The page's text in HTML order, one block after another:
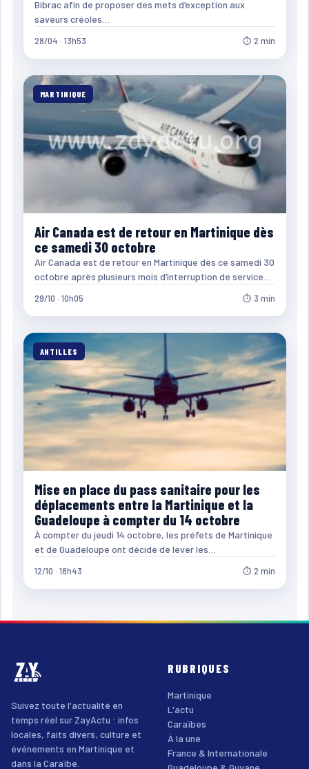
Bibrac afin de proposer des mets d’exception aux
saveurs créoles…
28/04 · 13h53 ⏱ 2 min
MARTINIQUE
Air Canada est de retour en Martinique dès
ce samedi 30 octobre
Air Canada est de retour en Martinique dès ce samedi 30
octobre après plusieurs mois d’interruption de service…
29/10 · 10h05 ⏱ 3 min
ANTILLES
Mise en place du pass sanitaire pour les
déplacements entre la Martinique et la
Guadeloupe à compter du 14 octobre
À compter du jeudi 14 octobre, les préfets de Martinique
et de Guadeloupe ont décidé de lever les…
12/10 · 18h43 ⏱ 2 min
Suivez toute l'actualité en
temps réel sur ZayActu : infos
locales, faits divers, culture et
événements en Martinique et
dans la Caraïbe.
RUBRIQUES
Martinique
L'actu
Caraïbes
À la une
France & Internationale